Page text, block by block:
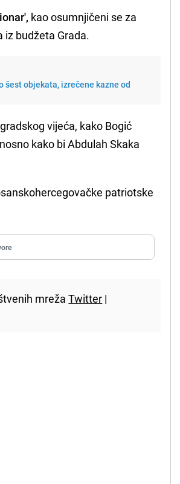
kao osumnjičeni se za
budžeta Grada.
šest objekata, izrečene kazne od
vijeća, kako Bogić
kako bi Abdulah Skaka
patriotske
mrežaTwitter |